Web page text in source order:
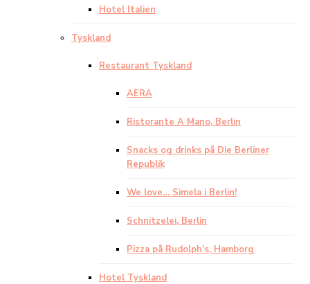
Hotel Italien
Tyskland
Restaurant Tyskland
AERA
Ristorante A Mano, Berlin
Snacks og drinks på Die Berliner
Republik
We love… Simela i Berlin!
Schnitzelei, Berlin
Pizza på Rudolph’s, Hamborg
Hotel Tyskland